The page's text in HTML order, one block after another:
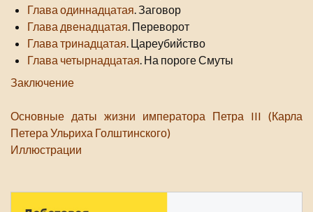
Глава одиннадцатая . Заговор
Глава двенадцатая . Переворот
Глава тринадцатая . Цареубийство
Глава четырнадцатая . На пороге Смуты
Заключение
Основные даты жизни императора Петра III (Карла
Петера Ульриха Голштинского)
Иллюстрации